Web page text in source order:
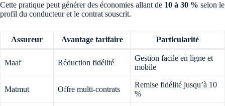
Cette pratique peut générer des économies allant de 10 à 30 % selon le
profil du conducteur et le contrat souscrit.
Assureur Avantage tarifaire Particularité
Maaf Réduction fidélité
Gestion facile en ligne et
mobile
Matmut Offre multi-contrats
Remise fidélité jusqu’à 10
%